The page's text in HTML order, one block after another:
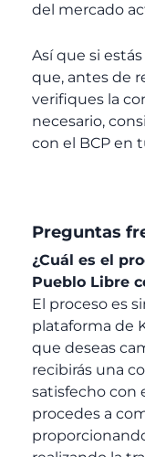
del mercado
Así que si
que, antes de
verifiques la
necesario,
con el BCP en
Preguntas
¿Cuál es el
Pueblo Libre
El proceso es
plataforma de
que deseas
recibirás una
satisfecho con
procedes a